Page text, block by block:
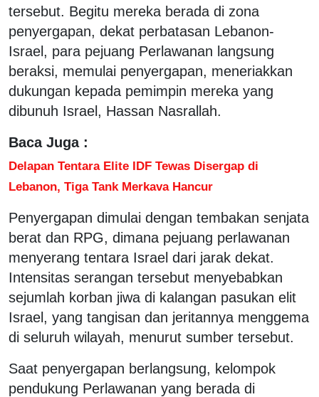
tersebut. Begitu mereka berada di zona
penyergapan, dekat perbatasan Lebanon-
Israel, para pejuang Perlawanan langsung
beraksi, memulai penyergapan, meneriakkan
dukungan kepada pemimpin mereka yang
dibunuh Israel, Hassan Nasrallah.
Baca Juga :
Delapan Tentara Elite IDF Tewas Disergap di
Lebanon, Tiga Tank Merkava Hancur
Penyergapan dimulai dengan tembakan senjata
berat dan RPG, dimana pejuang perlawanan
menyerang tentara Israel dari jarak dekat.
Intensitas serangan tersebut menyebabkan
sejumlah korban jiwa di kalangan pasukan elit
Israel, yang tangisan dan jeritannya menggema
di seluruh wilayah, menurut sumber tersebut.
Saat penyergapan berlangsung, kelompok
pendukung Perlawanan yang berada di